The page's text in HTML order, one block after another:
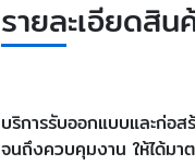
รายละเอียดสิน
บริการรับออกแบบและก่อ
จนถึงควบคุมงาน ให้ได้มา